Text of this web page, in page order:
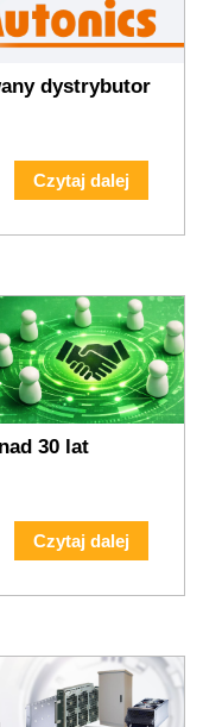
dystrybutor
Czytaj dalej
30 lat
Czytaj dalej